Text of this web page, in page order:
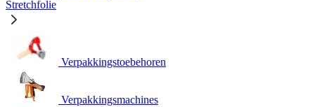
Stretchfolie
Verpakkingstoebehoren
Verpakkingsmachines